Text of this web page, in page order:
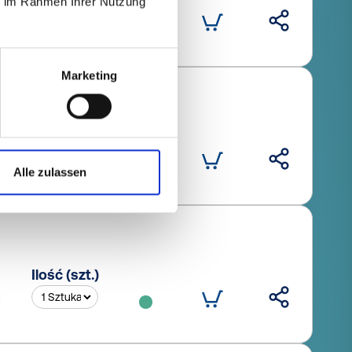
Marketing
Alle zulassen
Ilość (szt.)
Ilość (szt.)